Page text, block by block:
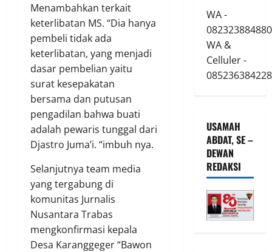
Menambahkan terkait
keterlibatan MS. “Dia hanya
pembeli tidak ada
keterlibatan, yang menjadi
dasar pembelian yaitu
surat kesepakatan
bersama dan putusan
pengadilan bahwa buati
adalah pewaris tunggal dari
Djastro Juma’i. “imbuh nya.
Selanjutnya team media
yang tergabung di
komunitas Jurnalis
Nusantara Trabas
mengkonfirmasi kepala
Desa Karanggeger “Bawon
WA -
082323884880
WA &
Celluler -
085236384228
USAMAH
ABDAT, SE –
DEWAN
REDAKSI